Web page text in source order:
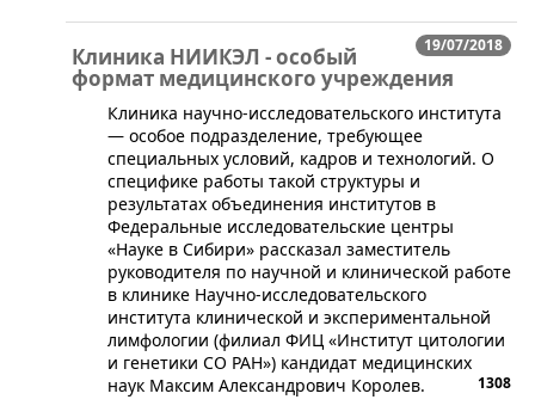
19/07/2018
Клиника НИИКЭЛ - особый
формат медицинского учреждения
Клиника научно-исследовательского института
— особое подразделение, требующее
специальных условий, кадров и технологий. О
специфике работы такой структуры и
результатах объединения институтов в
Федеральные исследовательские центры
«Науке в Сибири» рассказал заместитель
руководителя по научной и клинической работе
в клинике Научно-исследовательского
института клинической и экспериментальной
лимфологии (филиал ФИЦ «Институт цитологии
и генетики СО РАН») кандидат медицинских
наук Максим Александрович Королев.
1308